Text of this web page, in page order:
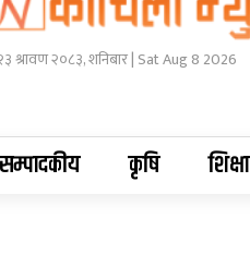
श्रावण २०८३, शनिबार | Sat Aug 8 2026
सम्पादकीय कृषि शिक्षा